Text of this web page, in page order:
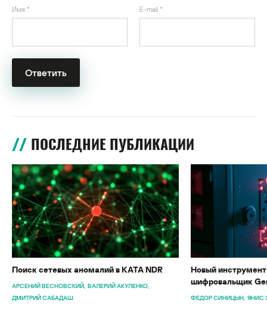
Имя * E-mail *
ПОСЛЕДНИЕ ПУБЛИКАЦИИ
Поиск сетевых аномалий в KATA NDR
АРСЕНИЙ ВЕСНОВСКИЙ ВАЛЕРИЙ АКУЛЕНКО
ДМИТРИЙ САБАДАШ
Новый
шифровальщик
ФЕДОР СИНИЦЫН ЯНИС